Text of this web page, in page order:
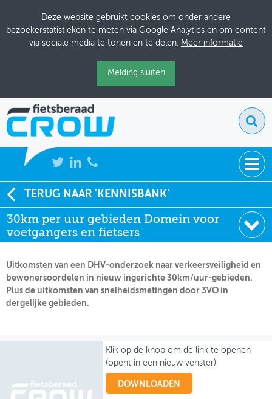
Deze website gebruikt cookies om onder andere
bezoekerstatistieken te meten via Google Analytics en om content
via sociale media te tonen en te delen. Meer informatie
Melding sluiten
NIEUWS
BIJEENKOMSTEN
KENNISBANK
ADRESSENBOEK
OVER FIETSBERAAD
TERUG NAAR 'KENNISBANK'
30km per uur gebieden Domein voor
voetgangers en fietsers
Soort:
Artikelen Fietsverkeer
Uitgever:
Fietsverkeer
Datum:
01-06-2004
Uitkomsten van een DHV-onderzoek naar verkeersveiligheid en
bewonersoordelen in nieuw ingerichte 30km/uur-gebieden.
Plus de uitkomsten van snelheidsmetingen door 3VO in
dergelijke gebieden.
Klik op de knop om de link te openen
(opent in een nieuw venster)
DOWNLOADEN